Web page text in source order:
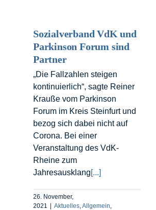
Sozialverband VdK und
Parkinson Forum sind
Partner
„Die Fallzahlen steigen
kontinuierlich“, sagte Reiner
Krauße vom Parkinson
Forum im Kreis Steinfurt und
bezog sich dabei nicht auf
Corona. Bei einer
Veranstaltung des VdK-
Rheine zum
Jahresausklang[...]
26. November,
2021
| Aktuelles Allgemein